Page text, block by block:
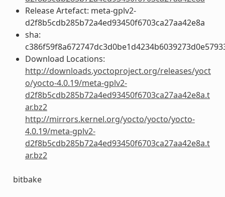
Release Artefact: meta-gplv2-
d2f8b5cdb285b72a4ed93450f6703ca27aa42e8a
sha:
Download Locations:
http://downloads.yoctoproject.org/releases/yoct
o/yocto-4.0.19/meta-gplv2-
d2f8b5cdb285b72a4ed93450f6703ca27aa42e8a.t
ar.bz2
http://mirrors.kernel.org/yocto/yocto/yocto-
4.0.19/meta-gplv2-
d2f8b5cdb285b72a4ed93450f6703ca27aa42e8a.t
ar.bz2
bitbake